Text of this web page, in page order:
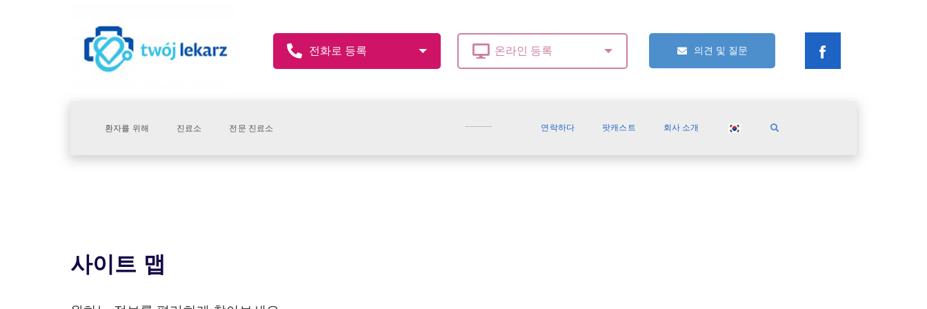
의견 및 질문
환자를 위해 진료소 전문 진료소 연락하다 팟캐스트 회사 소개
사이트 맵